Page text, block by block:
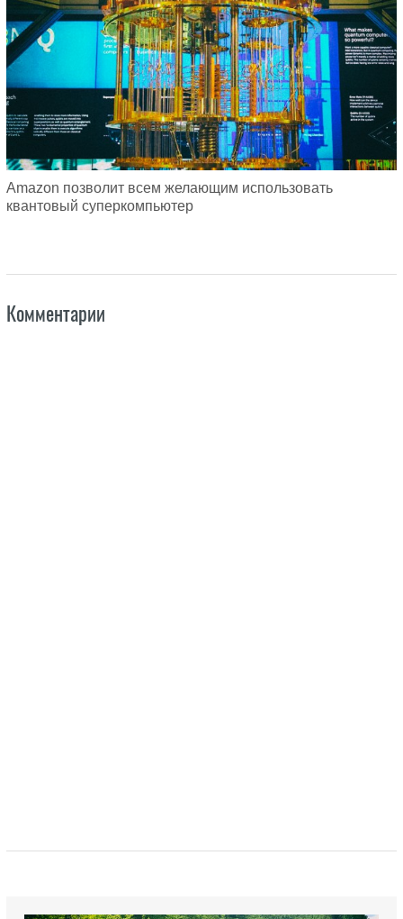
Amazon позволит всем желающим использовать
квантовый суперкомпьютер
Комментарии